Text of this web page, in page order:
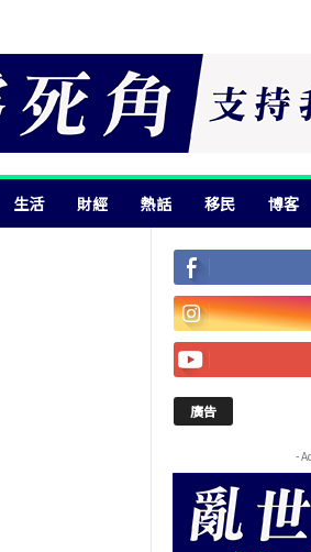
生活 財經 熱話 移民 博客
廣告
-